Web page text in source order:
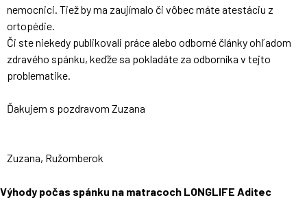
nemocnici. Tiež by ma zaujímalo či vôbec máte atestáciu z
ortopédie.
Či ste niekedy publikovali práce alebo odborné články ohľadom
zdravého spánku, keďže sa pokladáte za odborníka v tejto
problematike.
Ďakujem s pozdravom Zuzana
Zuzana, Ružomberok
Výhody počas spánku na matracoch LONGLIFE Aditec